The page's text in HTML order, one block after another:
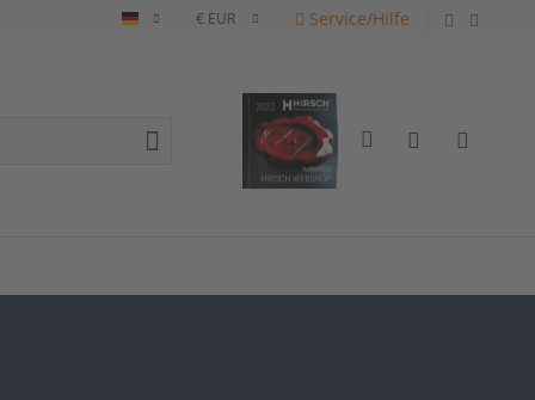
Deutsch Service/Hilfe